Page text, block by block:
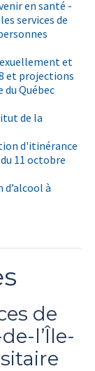
en santé -
services de
et
et projections
Québec
de la
d'itinérance
11 octobre
à
de
l’Île-